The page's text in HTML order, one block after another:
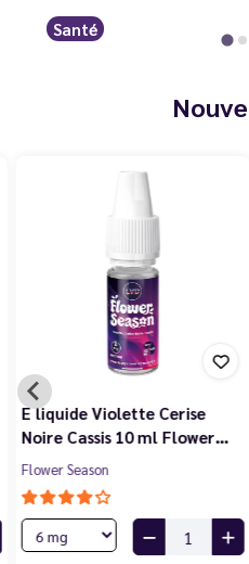
Santé
E liquide Violette Cerise
Noire Cassis 10 ml Flower…
Flower Season